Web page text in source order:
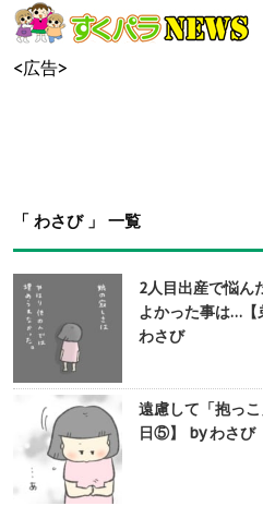
<広告>
「 わさび 」 一覧
2人目出産で悩ん
よかった事は…
わさび
遠慮して「抱っ
日⑤】 by わさび